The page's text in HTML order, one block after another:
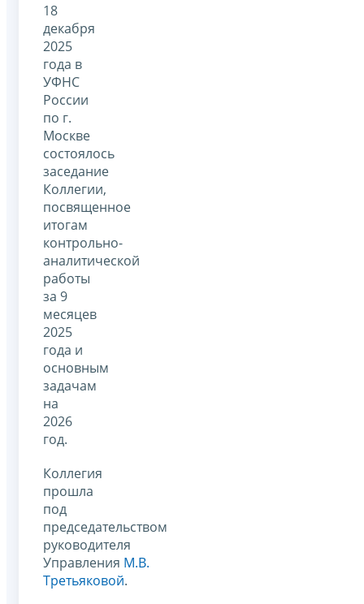
18
декабря
2025
года в
УФНС
России
по г.
Москве
состоялось
заседание
Коллегии,
посвященное
итогам
контрольно-
аналитической
работы
за 9
месяцев
2025
года и
основным
задачам
на
2026
год.
Коллегия
прошла
под
председательством
руководителя
Управления М.В.
Третьяковой.